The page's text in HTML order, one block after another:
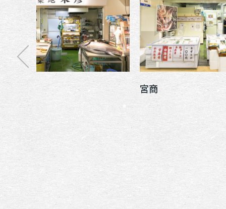
宮商